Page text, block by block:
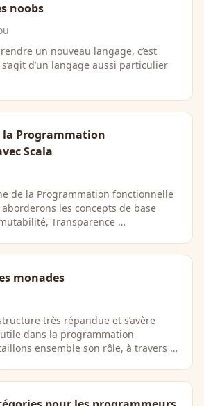
noobs
un nouveau langage, c’est
d’un langage aussi particulier
Programmation
Scala
de la Programmation fonctionnelle
les concepts de base
Transparence …
monades
très répandue et s’avère
dans la programmation
ensemble son rôle, à travers …